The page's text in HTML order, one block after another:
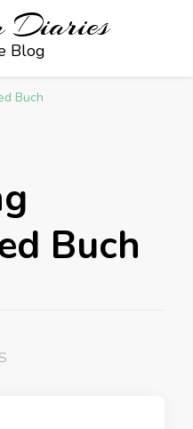
Diaries
Blog
Buch
Buch